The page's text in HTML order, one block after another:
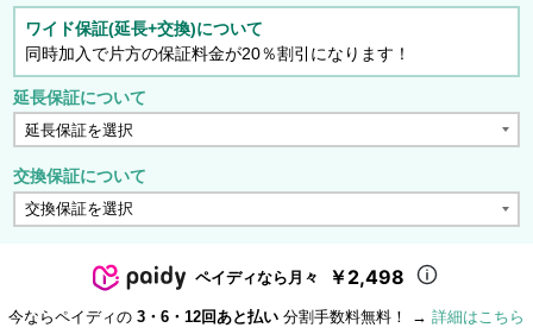
ワイド保証(延長+交換)について
同時加入で片方の保証料金が20％割引になります！
延長保証について
交換保証について
ペイディなら月々 ￥2,498
今ならペイディの 3・6・12回あと払い 分割手数料無料！ → 詳細はこちら